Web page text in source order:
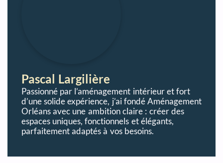
Pascal Largilière
Passionné par l’aménagement intérieur et fort
d’une solide expérience, j’ai fondé Aménagement
Orléans avec une ambition claire : créer des
espaces uniques, fonctionnels et élégants,
parfaitement adaptés à vos besoins.